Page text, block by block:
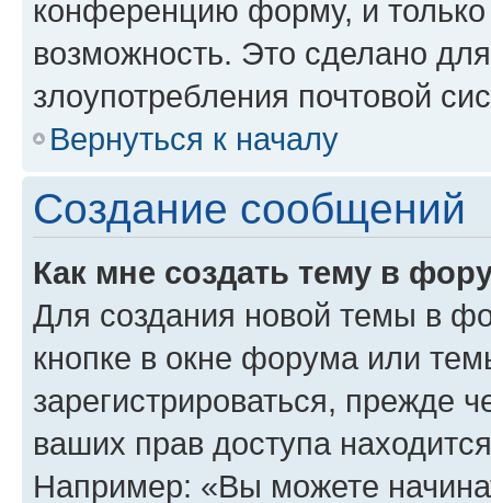
конференцию форму, и
возможность. Это сделано
злоупотребления почтовой
Вернуться к началу
Создание сообщений
Как мне создать тему в
Для создания новой темы в
кнопке в окне форума или
зарегистрироваться, прежде
ваших прав доступа
Например: «Вы можете